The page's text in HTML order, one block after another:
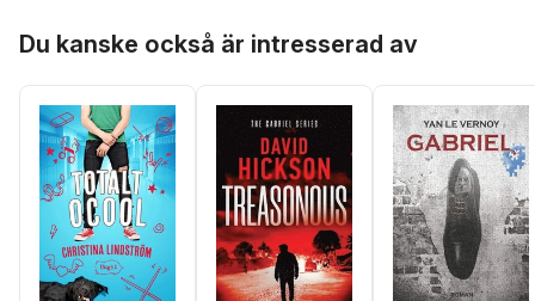
Du kanske också är intresserad av